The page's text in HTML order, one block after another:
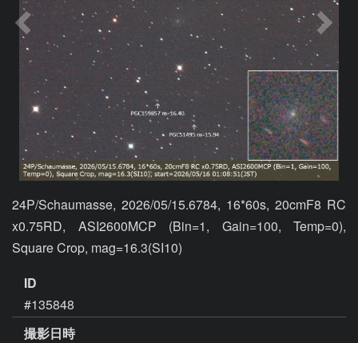
24P/Schaumasse, 2026/05/15.6784, 16*60s, 20cmF8 RC
x0.75RD, ASI2600MCP (Bin=1, Gain=100, Temp=0),
Square Crop, mag=16.3(SI10)
ID
#135848
撮影日時